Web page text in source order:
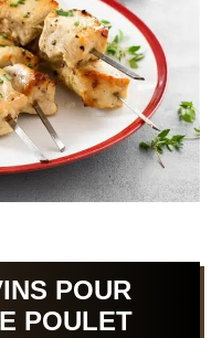
POUR
POULET